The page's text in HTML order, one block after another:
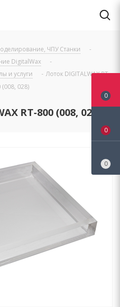
ЧПУ Станки
-
DigitalWax
-
и услуги
- Лоток DIGITALWAX RT-
(008, 028)
RT-800 (008, 028)
0
0
0